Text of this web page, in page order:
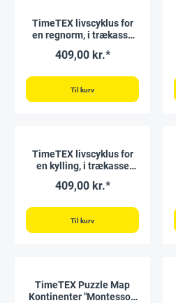
TimeTEX livscyklus for
en regnorm, i trækasse
409,00 kr.*
Til kurv
TimeTEX livscyklus for
en kylling, i trækasse
409,00 kr.*
Til kurv
TimeTEX Puzzle Map
Kontinenter "Montessori